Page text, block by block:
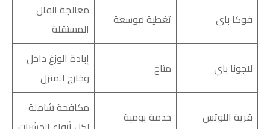
فوكا باي تغطية موسعة
معالجة الفلل
المستقلة
لاجونا باي متاح
إبادة الوزغ داخل
وخارج المنزل
قرية اللوتس خدمة يومية
مكافحة شاملة